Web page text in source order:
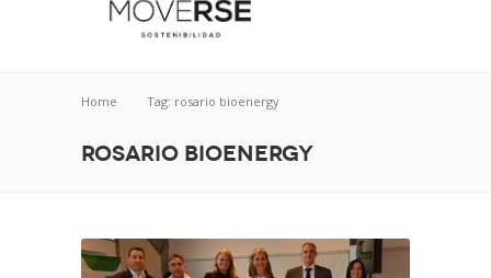
Home Tag: rosario bioenergy
rosario bioenergy